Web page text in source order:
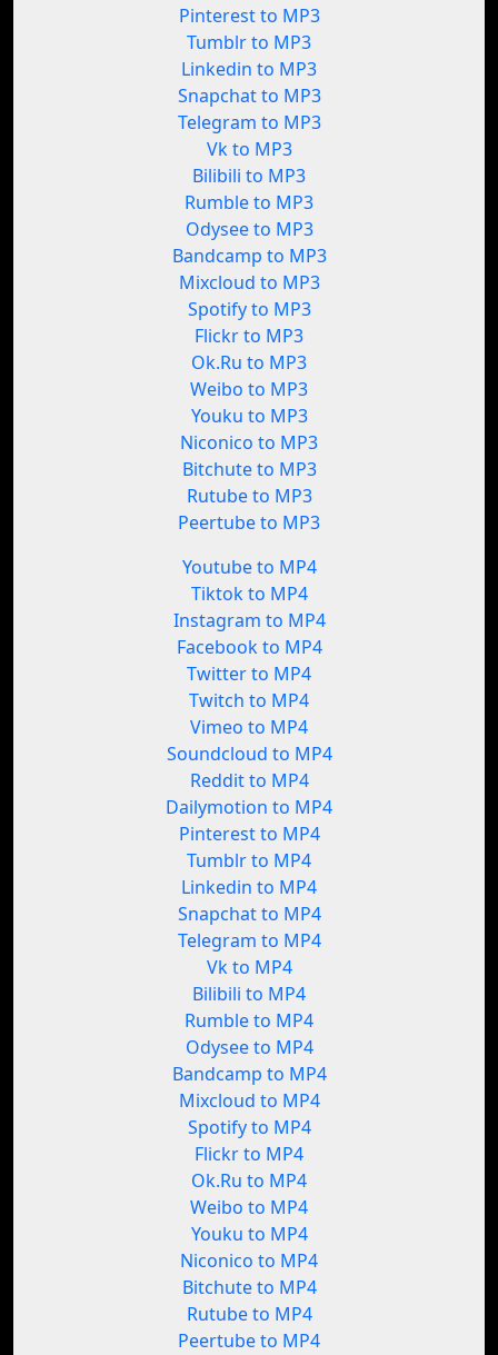
Pinterest to MP3
Tumblr to MP3
Linkedin to MP3
Snapchat to MP3
Telegram to MP3
Vk to MP3
Bilibili to MP3
Rumble to MP3
Odysee to MP3
Bandcamp to MP3
Mixcloud to MP3
Spotify to MP3
Flickr to MP3
Ok.Ru to MP3
Weibo to MP3
Youku to MP3
Niconico to MP3
Bitchute to MP3
Rutube to MP3
Peertube to MP3
Youtube to MP4
Tiktok to MP4
Instagram to MP4
Facebook to MP4
Twitter to MP4
Twitch to MP4
Vimeo to MP4
Soundcloud to MP4
Reddit to MP4
Dailymotion to MP4
Pinterest to MP4
Tumblr to MP4
Linkedin to MP4
Snapchat to MP4
Telegram to MP4
Vk to MP4
Bilibili to MP4
Rumble to MP4
Odysee to MP4
Bandcamp to MP4
Mixcloud to MP4
Spotify to MP4
Flickr to MP4
Ok.Ru to MP4
Weibo to MP4
Youku to MP4
Niconico to MP4
Bitchute to MP4
Rutube to MP4
Peertube to MP4